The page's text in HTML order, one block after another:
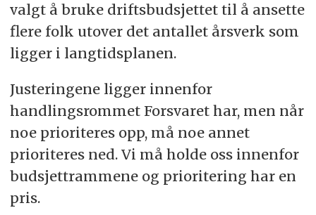
valgt å bruke driftsbudsjettet til å ansette
flere folk utover det antallet årsverk som
ligger i langtidsplanen.
Justeringene ligger innenfor
handlingsrommet Forsvaret har, men når
noe prioriteres opp, må noe annet
prioriteres ned. Vi må holde oss innenfor
budsjettrammene og prioritering har en
pris.